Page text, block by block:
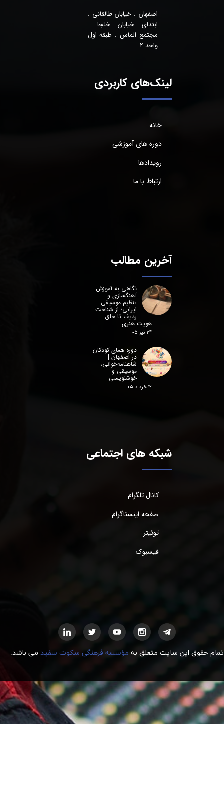
اصفهان . خیابان طالقانی .
ابتدای خیابان خلجا .
مجتمع الماس . طبقه اول
واحد 2
لینک‌های کاربردی
خانه
دوره های آموزشی
رویدادها
ارتباط با ما
آخرین مطالب
نگاهی به آموزش
آهنگسازی و
تنظیم موسیقی
ایرانی؛ از شناخت
ردیف تا خلق
هویت هنری
۲۴ تیر ۰۵
دوره همای کودکان
در اصفهان |
شاهنامه‌خوانی،
موسیقی و
خوشنویسی
۱۲ خرداد ۰۵
شبکه های اجتماعی
کانال تلگرام
صفحه اینستاگرام
توئیتر
فیسبوک
تمام حقوق این سایت متعلق به مؤسسه فرهنگی سکوت سفید می باشد.